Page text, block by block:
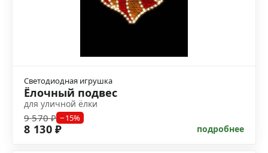
Светодиодная игрушка
Ёлочный подвес
для уличной ёлки
9 570 ₽ −15%
8 130 ₽ подробнее